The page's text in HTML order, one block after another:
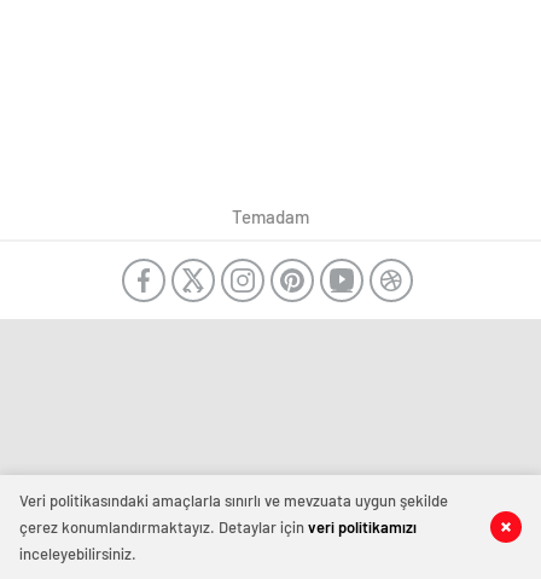
Temadam
Veri politikasındaki amaçlarla sınırlı ve mevzuata uygun şekilde
çerez konumlandırmaktayız. Detaylar içinveri politikamızı
inceleyebilirsiniz.